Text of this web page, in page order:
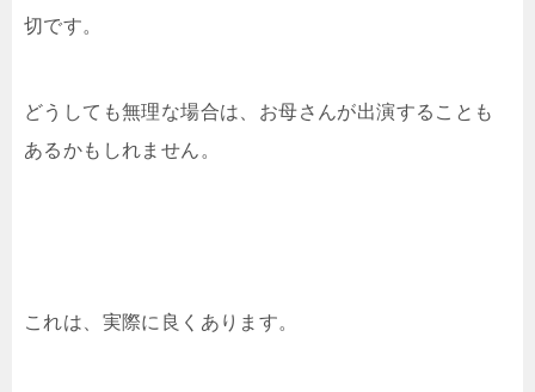
切です。
どうしても無理な場合は、お母さんが出演することも
あるかもしれません。
これは、実際に良くあります。